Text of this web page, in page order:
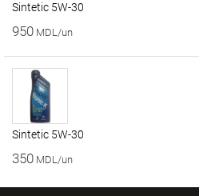
Sintetic 5W-30
950 MDL/un
Sintetic 5W-30
350 MDL/un